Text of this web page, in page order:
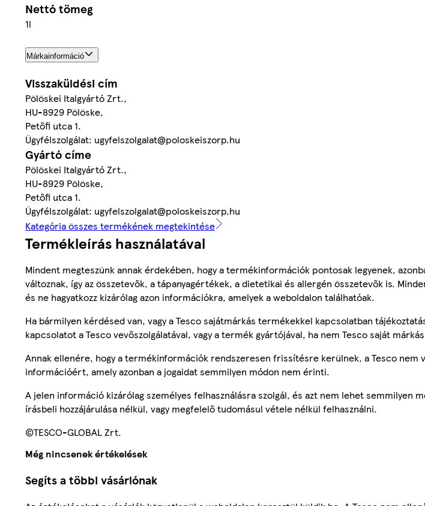
Nettó tömeg
1l
Márkainformáció
Visszaküldési cím
Pölöskei Italgyártó Zrt.,
HU-8929 Pölöske,
Petőfi utca 1.
Ügyfélszolgálat: ugyfelszolgalat@poloskeiszorp.hu
Gyártó címe
Pölöskei Italgyártó Zrt.,
HU-8929 Pölöske,
Petőfi utca 1.
Ügyfélszolgálat: ugyfelszolgalat@poloskeiszorp.hu
Kategória összes termékének megtekintése
Termékleírás használatával
Mindent megteszünk annak érdekében, hogy a termékinformációk pontosak legyenek,
változnak, így az összetevők, a tápanyagértékek, a dietetikai és allergén összetevők is.
és ne hagyatkozz kizárólag azon információkra, amelyek a weboldalon találhatóak.
Ha bármilyen kérdésed van, vagy a Tesco sajátmárkás termékekkel kapcsolatban
kapcsolatot a Tesco vevőszolgálatával, vagy a termék gyártójával, ha nem Tesco saját
Annak ellenére, hogy a termékinformációk rendszeresen frissítésre kerülnek, a Tesco nem
információért, amely azonban a jogaidat semmilyen módon nem érinti.
A jelen információ kizárólag személyes felhasználásra szolgál, és azt nem lehet semmilyen
írásbeli hozzájárulása nélkül, vagy megfelelő tudomásul vétele nélkül felhasználni.
©TESCO-GLOBAL Zrt.
Még nincsenek értékelések
Segíts a többi vásárlónak